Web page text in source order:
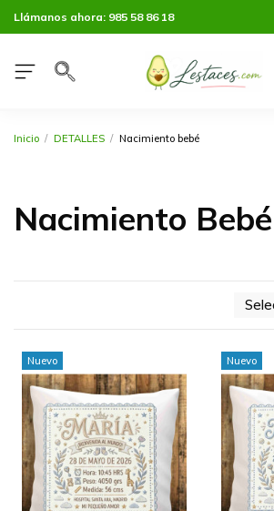
Llámanos ahora: 985 58 86 18
Inicio DETALLES Nacimiento bebé
Nacimiento Bebé
Nuevo Nuevo